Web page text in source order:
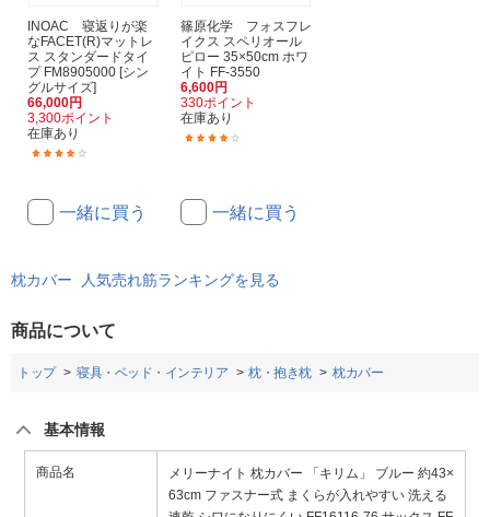
INOAC 寝返りが楽
なFACET(R)マットレ
ス スタンダードタイ
プ FM8905000 [シン
グルサイズ]
66,000円
3,300ポイント
在庫あり
一緒に買う
篠原化学 フォスフレ
イクス スペリオール
ピロー 35×50cm ホワ
イト FF-3550
6,600円
330ポイント
在庫あり
一緒に買う
枕カバー 人気売れ筋ランキングを見る
商品について
トップ 寝具・ベッド・インテリア 枕・抱き枕 枕カバー
基本情報
商品名
メリーナイト 枕カバー 「キリム」 ブルー 約43×
63cm ファスナー式 まくらが入れやすい 洗える